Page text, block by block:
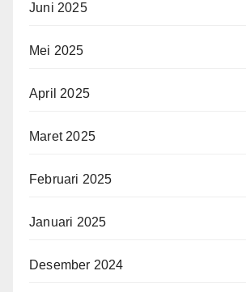
Juni 2025
Mei 2025
April 2025
Maret 2025
Februari 2025
Januari 2025
Desember 2024